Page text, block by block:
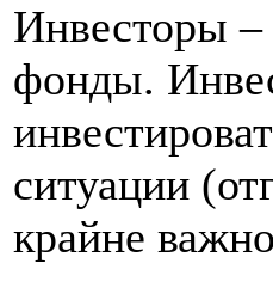
Инвесторы –
фонды.
ситуации
крайне